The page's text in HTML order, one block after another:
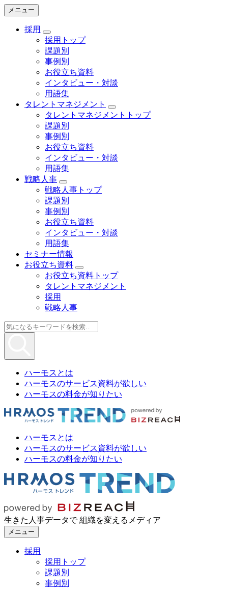
メニュー
採用
採用トップ
課題別
事例別
お役立ち資料
インタビュー・対談
用語集
タレントマネジメント
タレントマネジメントトップ
課題別
事例別
お役立ち資料
インタビュー・対談
用語集
戦略人事
戦略人事トップ
課題別
事例別
お役立ち資料
インタビュー・対談
用語集
セミナー情報
お役立ち資料
お役立ち資料トップ
タレントマネジメント
採用
戦略人事
ハーモスとは
ハーモスのサービス資料が欲しい
ハーモスの料金が知りたい
ハーモスとは
ハーモスのサービス資料が欲しい
ハーモスの料金が知りたい
生きた人事データで 組織を変えるメディア
メニュー
採用
採用トップ
課題別
事例別